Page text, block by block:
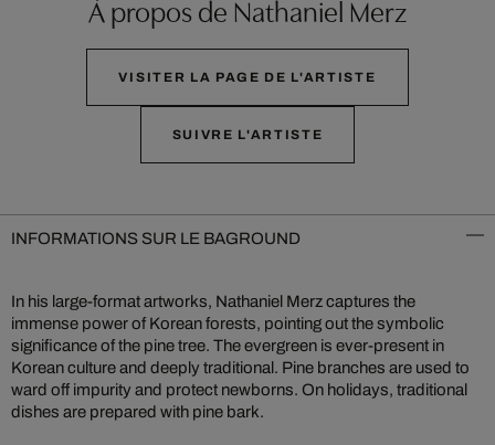
À propos de Nathaniel Merz
VISITER LA PAGE DE L'ARTISTE
SUIVRE L'ARTISTE
INFORMATIONS SUR LE BAGROUND
In his large-format artworks, Nathaniel Merz captures the
immense power of Korean forests, pointing out the symbolic
significance of the pine tree. The evergreen is ever-present in
Korean culture and deeply traditional. Pine branches are used to
ward off impurity and protect newborns. On holidays, traditional
dishes are prepared with pine bark.